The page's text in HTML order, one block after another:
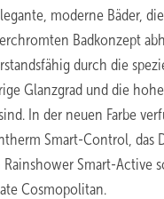
moderne Bäder,
Badkonzept
durch die
Glanzgrad und die
In der neuen Farbe
Smart-Control, das
Smart-Active
Cosmopolitan.